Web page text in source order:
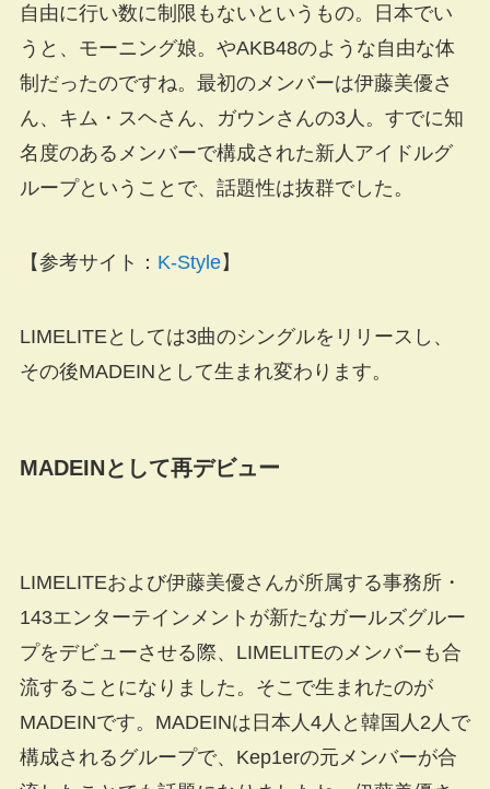
自由に行い数に制限もないというもの。日本でい
うと、モーニング娘。やAKB48のような自由な体
制だったのですね。最初のメンバーは伊藤美優さ
ん、キム・スヘさん、ガウンさんの3人。すでに知
名度のあるメンバーで構成された新人アイドルグ
ループということで、話題性は抜群でした。
【参考サイト： K-Style】
LIMELITEとしては3曲のシングルをリリースし、
その後MADEINとして生まれ変わります。
MADEINとして再デビュー
LIMELITEおよび伊藤美優さんが所属する事務所・
143エンターテインメントが新たなガールズグルー
プをデビューさせる際、LIMELITEのメンバーも合
流することになりました。そこで生まれたのが
MADEINです。MADEINは日本人4人と韓国人2人で
構成されるグループで、Kep1erの元メンバーが合